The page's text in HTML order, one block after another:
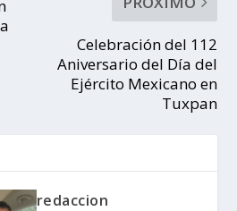
Celebración del 112
Aniversario del Día del
Ejército Mexicano en
Tuxpan
redaccion